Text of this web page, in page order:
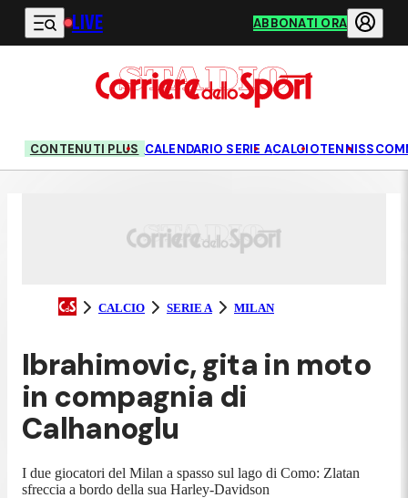
Vai al contenuto principale
LIVE ABBONATI ORA
CONTENUTI PLUS CALENDARIO SERIE ACALCIOTENNIS
CALCIO SERIE A MILAN
Ibrahimovic, gita in moto
in compagnia di
Calhanoglu
I due giocatori del Milan a spasso sul lago di Como: Zlatan
sfreccia a bordo della sua Harley-Davidson